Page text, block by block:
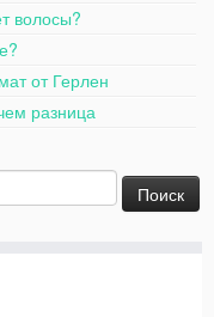
волосы?
от Герлен
разница